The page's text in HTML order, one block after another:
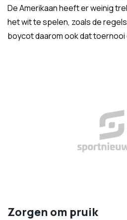
De Amerikaan heeft er weinig
het wit te spelen, zoals de
boycot daarom ook dat toernooi
Zorgen om pruik